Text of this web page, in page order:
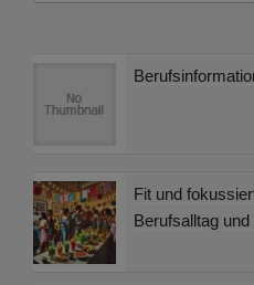
Fit und
Berufsalltag